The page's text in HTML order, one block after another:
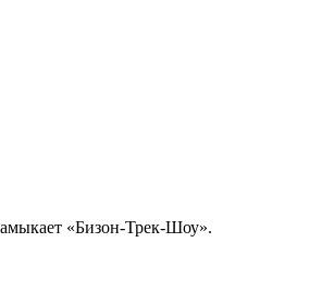
«Бизон-Трек-Шоу».